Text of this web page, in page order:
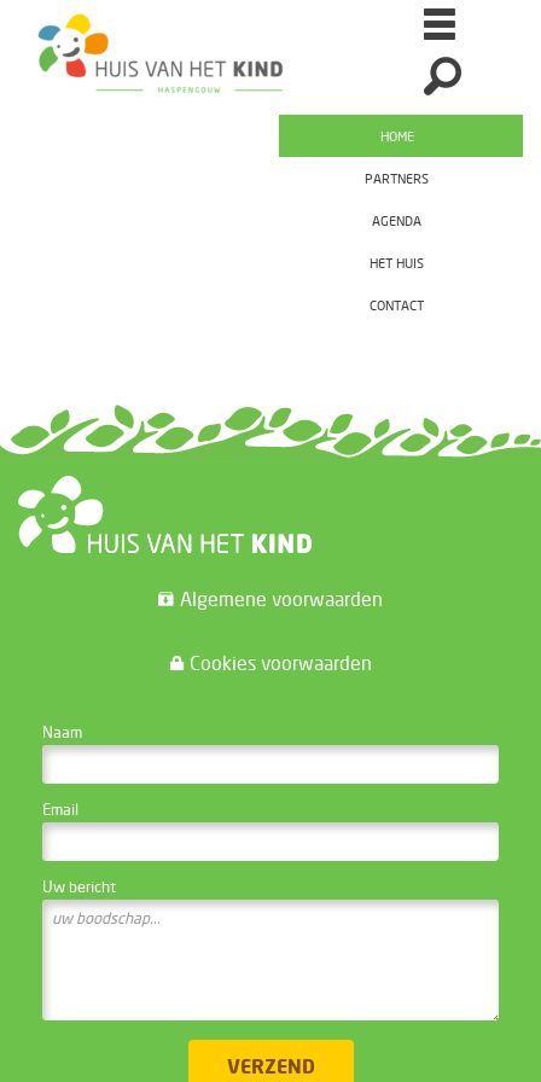
HOME
PARTNERS
AGENDA
HET HUIS
CONTACT
Algemene voorwaarden
Cookies voorwaarden
Naam
Email
Uw bericht
VERZEND